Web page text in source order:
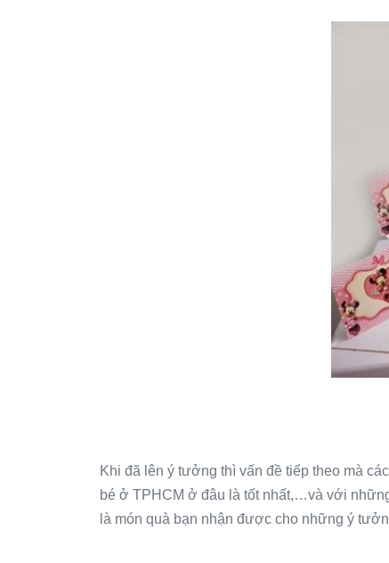
Khi đã lên ý tưởng thì vấn đề tiếp theo mà
bé ở TPHCM ở đâu là tốt nhất,…và với
là món quà bạn nhận được cho những ý